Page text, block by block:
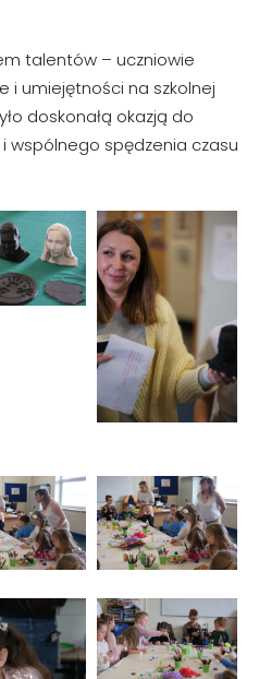
talentów – uczniowie
i umiejętności na szkolnej
doskonałą okazją do
wspólnego spędzenia czasu